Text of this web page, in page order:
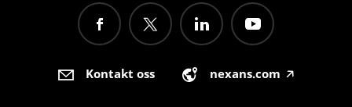
Kontakt oss nexans.com 🡥